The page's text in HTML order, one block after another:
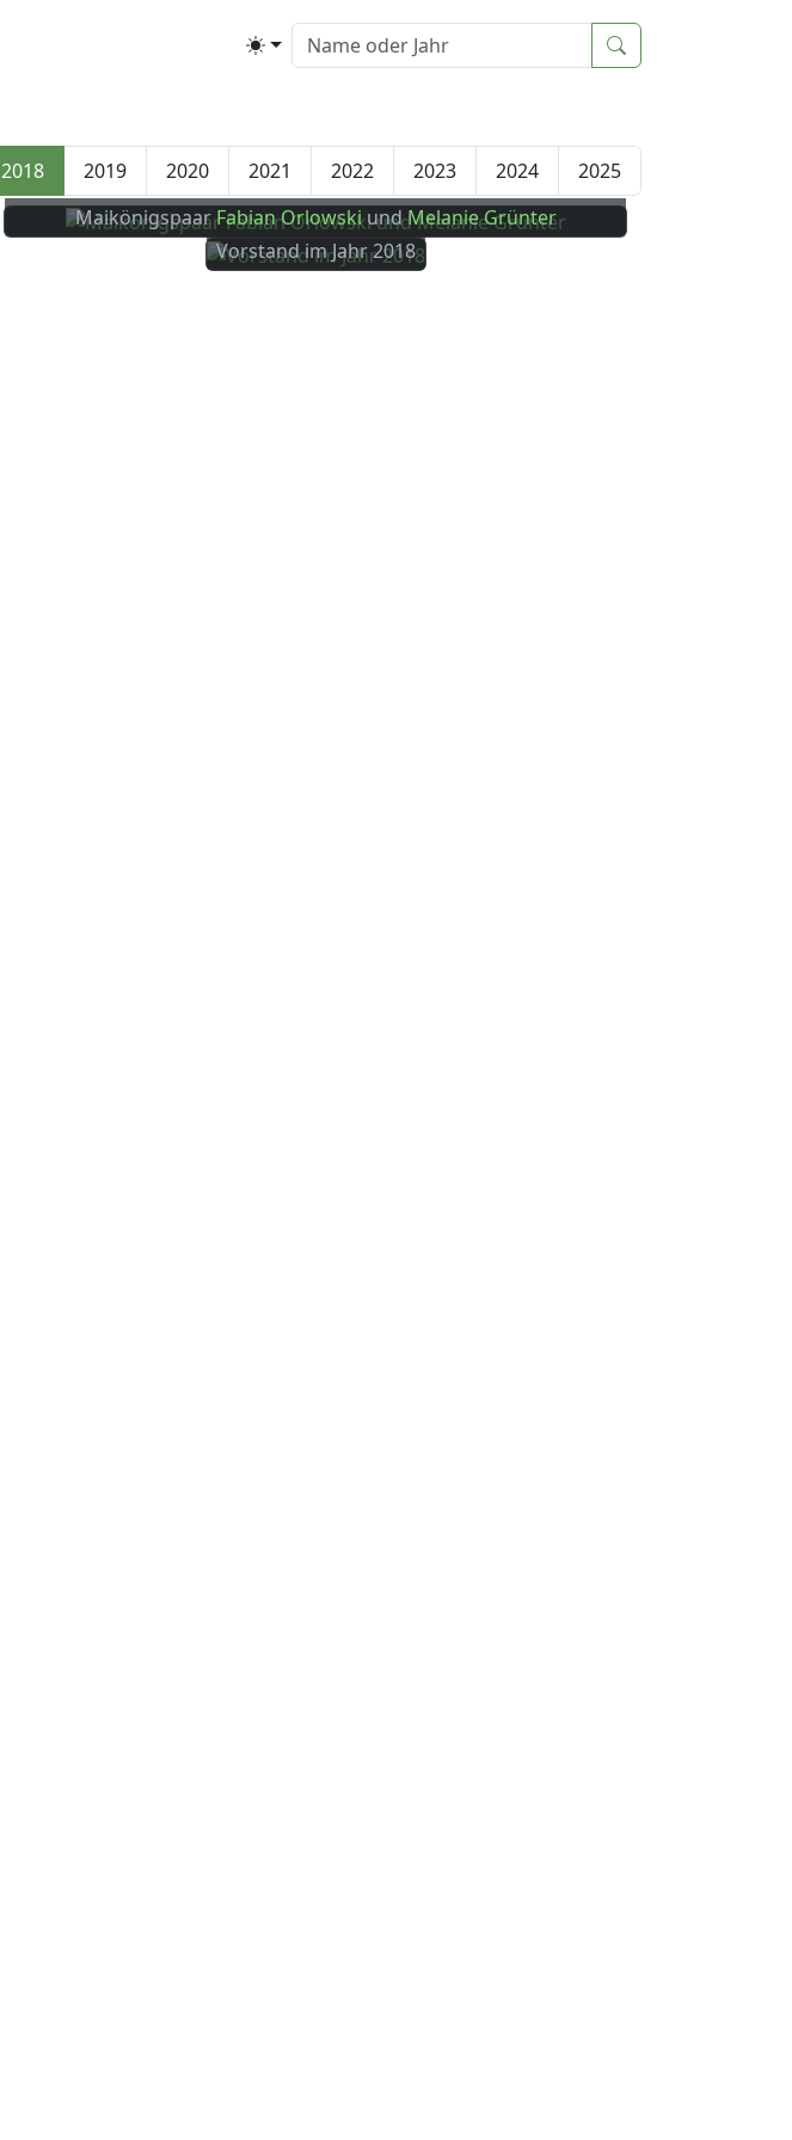
2018 2019 2020 2021 2022 2023 2024
2025
MaikönigspaarFabian OrlowskiundMelanie Grünter
Vorstand im Jahr 2018